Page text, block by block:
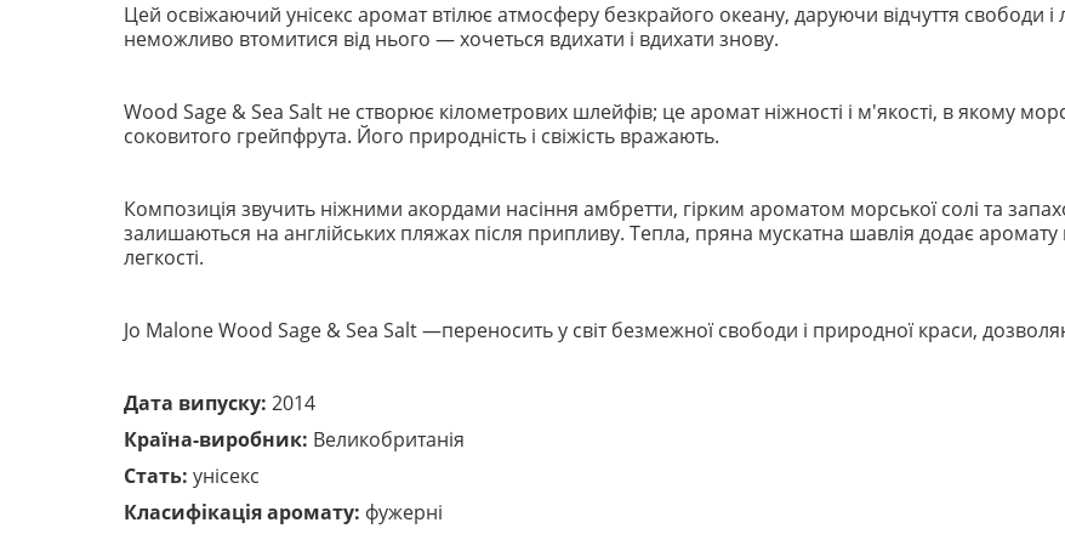
Цей освіжаючий унісекс аромат втілює атмосферу безкрайого океану, даруючи відчуття свободи і
неможливо втомитися від нього — хочеться вдихати і вдихати знову.
Wood Sage & Sea Salt не створює кілометрових шлейфів; це аромат ніжності і м'якості, в якому
соковитого грейпфрута. Його природність і свіжість вражають.
Композиція звучить ніжними акордами насіння амбретти, гірким ароматом морської солі та
залишаються на англійських пляжах після припливу. Тепла, пряна мускатна шавлія додає аромату
легкості.
Jo Malone Wood Sage & Sea Salt —переносить у світ безмежної свободи і природної краси,
Дата випуску: 2014
Країна-виробник: Великобританія
Стать: унісекс
Класифікація аромату: фужерні